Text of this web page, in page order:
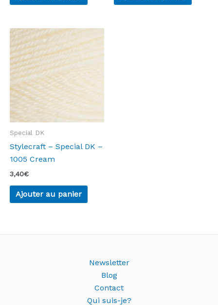
Special DK
Stylecraft – Special DK –
1005 Cream
3,40€
Ajouter au panier
Newsletter
Blog
Contact
Qui suis-je?